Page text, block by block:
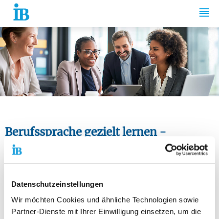
Datenschutzeinstellungen
Wir möchten Cookies und ähnliche Technologien sowie
Partner-Dienste mit Ihrer Einwilligung einsetzen, um die
Springe zum Inhalt
Berufssprache gezielt lernen -
erfolgreich im Job ankommen
Deutschkenntnisse verbessern, um beruflich weiterzukommen?
für Fachkräfte, die in Deutschland arbeiten oder arbeiten
möchten. Ob im Gesundheitswesen, in der IT, im Handwerk